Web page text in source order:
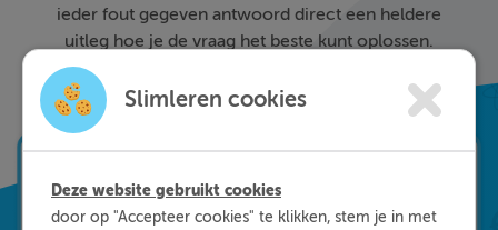
ieder fout gegeven antwoord direct een heldere
uitleg hoe je de vraag het beste kunt oplossen.
Zo leer je sneller en effectiever; dat is pas
Slimleren!
Slimleren cookies
Deze website gebruikt cookies
door op "Accepteer cookies" te klikken, stem je in met